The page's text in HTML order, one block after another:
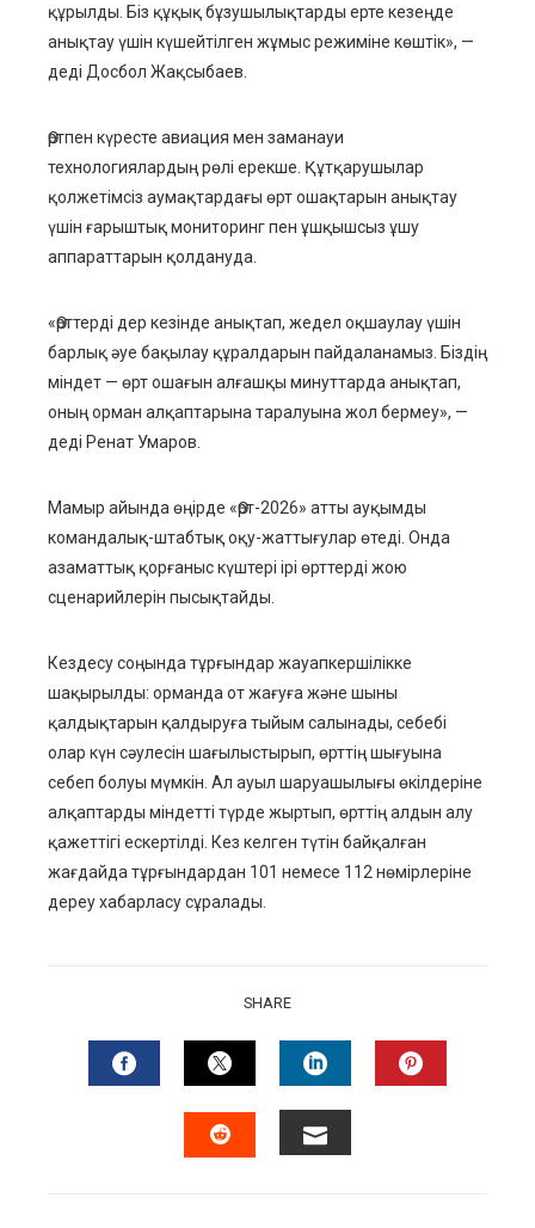
құрылды. Біз құқық бұзушылықтарды ерте кезеңде
анықтау үшін күшейтілген жұмыс режиміне көштік», —
деді Досбол Жақсыбаев.
Өртпен күресте авиация мен заманауи
технологиялардың рөлі ерекше. Құтқарушылар
қолжетімсіз аумақтардағы өрт ошақтарын анықтау
үшін ғарыштық мониторинг пен ұшқышсыз ұшу
аппараттарын қолдануда.
«Өрттерді дер кезінде анықтап, жедел оқшаулау үшін
барлық әуе бақылау құралдарын пайдаланамыз. Біздің
міндет — өрт ошағын алғашқы минуттарда анықтап,
оның орман алқаптарына таралуына жол бермеу», —
деді Ренат Умаров.
Мамыр айында өңірде «Өрт-2026» атты ауқымды
командалық-штабтық оқу-жаттығулар өтеді. Онда
азаматтық қорғаныс күштері ірі өрттерді жою
сценарийлерін пысықтайды.
Кездесу соңында тұрғындар жауапкершілікке
шақырылды: орманда от жағуға және шыны
қалдықтарын қалдыруға тыйым салынады, себебі
олар күн сәулесін шағылыстырып, өрттің шығуына
себеп болуы мүмкін. Ал ауыл шаруашылығы өкілдеріне
алқаптарды міндетті түрде жыртып, өрттің алдын алу
қажеттігі ескертілді. Кез келген түтін байқалған
жағдайда тұрғындардан 101 немесе 112 нөмірлеріне
дереу хабарласу сұралады.
SHARE
FACEBOOKTWITTERLINKEDIN